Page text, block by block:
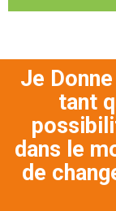
Je
tant
dans le
de